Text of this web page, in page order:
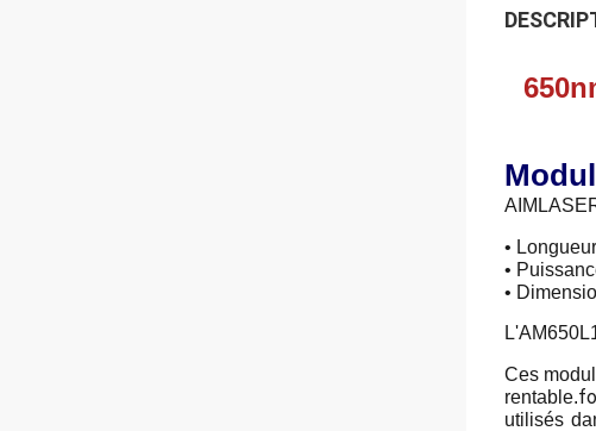
•
•
•
Ces
rentable.
utilisés